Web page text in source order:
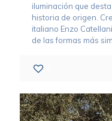
iluminación que
historia de origen.
italiano Enzo
de las formas más